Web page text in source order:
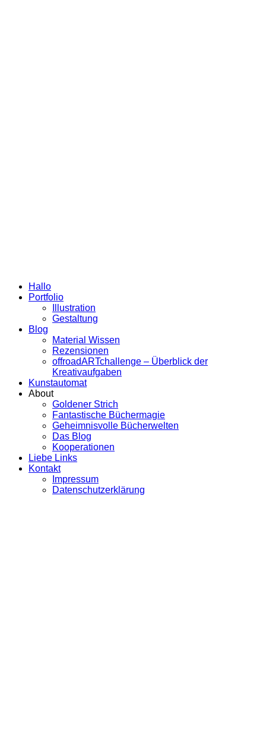
Hallo
Portfolio
Illustration
Gestaltung
Blog
Material Wissen
Rezensionen
offroadARTchallenge – Überblick der
Kreativaufgaben
Kunstautomat
About
Goldener Strich
Fantastische Büchermagie
Geheimnisvolle Bücherwelten
Das Blog
Kooperationen
Liebe Links
Kontakt
Impressum
Datenschutzerklärung